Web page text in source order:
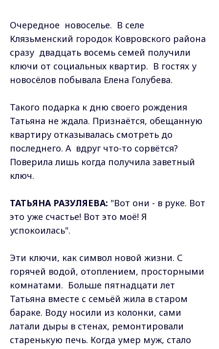
Очередное новоселье. В селе
Клязьменский городок Ковровского района
сразу двадцать восемь семей получили
ключи от социальных квартир. В гостях у
новосёлов побывала Елена Голубева.
Такого подарка к дню своего рождения
Татьяна не ждала. Признаётся, обещанную
квартиру отказывалась смотреть до
последнего. А вдруг что-то сорвётся?
Поверила лишь когда получила заветный
ключ.
ТАТЬЯНА РАЗУЛЯЕВА: "Вот они - в руке. Вот
это уже счастье! Вот это моё! Я
успокоилась".
Эти ключи, как символ новой жизни. С
горячей водой, отоплением, просторными
комнатами. Больше пятнадцати лет
Татьяна вместе с семьёй жила в старом
бараке. Воду носили из колонки, сами
латали дыры в стенах, ремонтировали
старенькую печь. Когда умер муж, стало